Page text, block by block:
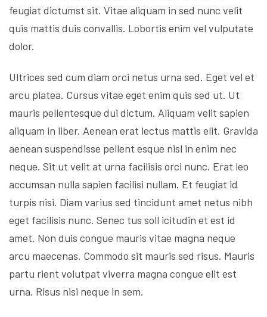
feugiat dictumst sit. Vitae aliquam in sed nunc velit
quis mattis duis convallis. Lobortis enim vel vulputate
dolor.
Ultrices sed cum diam orci netus urna sed. Eget vel et
arcu platea. Cursus vitae eget enim quis sed ut. Ut
mauris pellentesque dui dictum. Aliquam velit sapien
aliquam in liber. Aenean erat lectus mattis elit. Gravida
aenean suspendisse pellent esque nisl in enim nec
neque. Sit ut velit at urna facilisis orci nunc. Erat leo
accumsan nulla sapien facilisi nullam. Et feugiat id
turpis nisi. Diam varius sed tincidunt amet netus nibh
eget facilisis nunc. Senec tus soll icitudin et est id
amet. Non duis congue mauris vitae magna neque
arcu maecenas. Commodo sit mauris sed risus. Mauris
partu rient volutpat viverra magna congue elit est
urna. Risus nisi neque in sem.